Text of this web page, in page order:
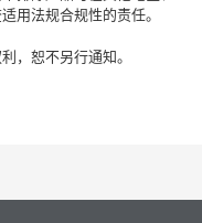
用法规合规性的责任。
，恕不另行通知。